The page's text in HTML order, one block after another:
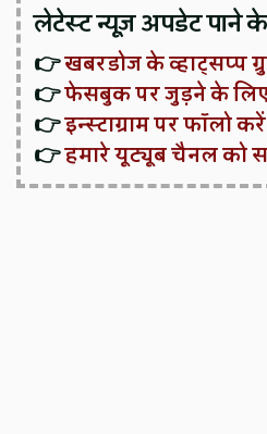
लेटेस्ट न्यूज़ अपडेट पाने
👉खबरडोज के व्हाट्सप्प
👉फेसबुक पर जुड़ने के
👉इन्स्टाग्राम पर फॉलो करें
👉हमारे यूट्यूब चैनल को